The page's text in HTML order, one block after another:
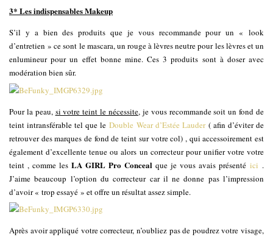
3* Les indispensables Makeup
S’il y a bien des produits que je vous recommande pour un « look
d’entretien » ce sont le mascara, un rouge à lèvres neutre pour les lèvres et un
enlumineur pour un effet bonne mine. Ces 3 produits sont à doser avec
modération bien sûr.
Pour la peau, si votre teint le nécessite, je vous recommande soit un fond de
teint intransférable tel que leDouble Wear d’Estée Lauder( afin d’éviter de
retrouver des marques de fond de teint sur votre col) , qui accessoirement est
également d’excellente tenue ou alors un correcteur pour unifier votre votre
teint , comme les LA GIRL Pro Conceal que je vous avais présenté ici .
J’aime beaucoup l’option du correcteur car il ne donne pas l’impression
d’avoir « trop essayé » et offre un résultat assez simple.
Après avoir appliqué votre correcteur, n’oubliez pas de poudrez votre visage,